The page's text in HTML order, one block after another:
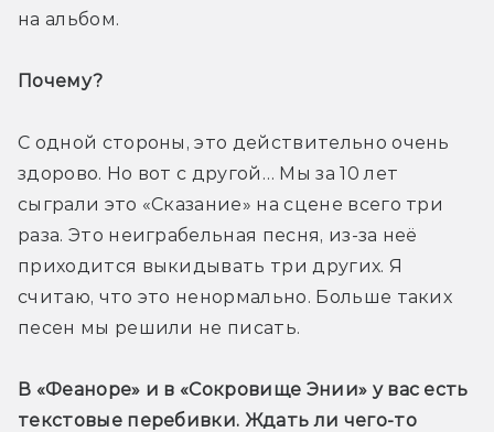
на альбом.
Почему?
С одной стороны, это действительно очень
здорово. Но вот с другой… Мы за 10 лет
сыграли это «Сказание» на сцене всего три
раза. Это неиграбельная песня, из-за неё
приходится выкидывать три других. Я
считаю, что это ненормально. Больше таких
песен мы решили не писать.
В «Феаноре» и в «Сокровище Энии» у вас есть
текстовые перебивки. Ждать ли чего-то